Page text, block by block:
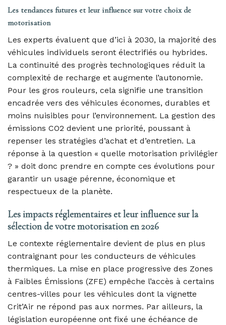
Les tendances futures et leur influence sur votre choix de
motorisation
Les experts évaluent que d’ici à 2030, la majorité des
véhicules individuels seront électrifiés ou hybrides.
La continuité des progrès technologiques réduit la
complexité de recharge et augmente l’autonomie.
Pour les gros rouleurs, cela signifie une transition
encadrée vers des véhicules économes, durables et
moins nuisibles pour l’environnement. La gestion des
émissions CO2 devient une priorité, poussant à
repenser les stratégies d’achat et d’entretien. La
réponse à la question « quelle motorisation privilégier
? » doit donc prendre en compte ces évolutions pour
garantir un usage pérenne, économique et
respectueux de la planète.
Les impacts réglementaires et leur influence sur la
sélection de votre motorisation en 2026
Le contexte réglementaire devient de plus en plus
contraignant pour les conducteurs de véhicules
thermiques. La mise en place progressive des Zones
à Faibles Émissions (ZFE) empêche l’accès à certains
centres-villes pour les véhicules dont la vignette
Crit’Air ne répond pas aux normes. Par ailleurs, la
législation européenne ont fixé une échéance de